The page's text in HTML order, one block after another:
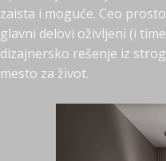
zaista i moguće. Ceo
glavni delovi oživljeni (i
dizajnersko rešenje iz
mesto za život.